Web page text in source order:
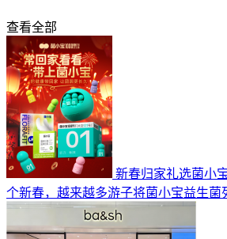
查看全部
新春归家礼选菌小
个新春，越来越多游子将菌小宝益生菌